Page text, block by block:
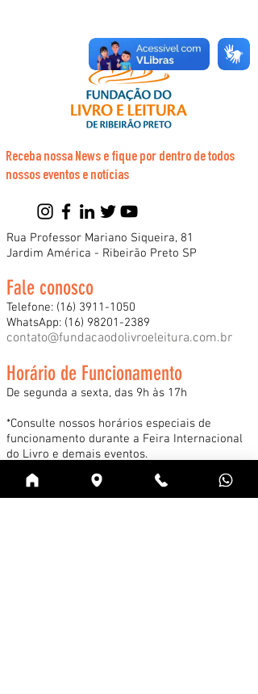
Receba nossa News e fique por dentro de todos
nossos eventos e notícias
Rua Professor Mariano Siqueira, 81
Jardim América - Ribeirão Preto SP
Fale conosco
Telefone: (16) 3911-1050
WhatsApp: (16) 98201-2389
contato@fundacaodolivroeleitura.com.br
Horário de Funcionamento
De segunda a sexta, das 9h às 17h
*Consulte nossos horários especiais de
funcionamento durante a Feira Internacional
do Livro e demais eventos.